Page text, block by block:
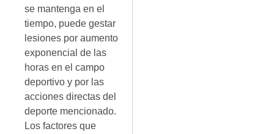
se mantenga en el
tiempo, puede gestar
lesiones por aumento
exponencial de las
horas en el campo
deportivo y por las
acciones directas del
deporte mencionado.
Los factores que